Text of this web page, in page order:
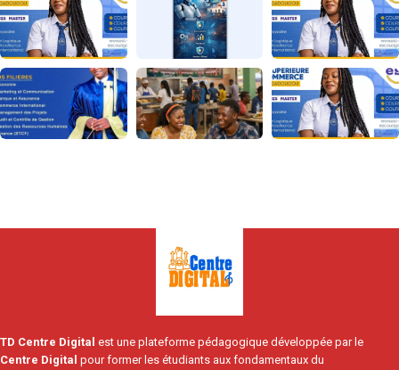
TD Centre Digital est une plateforme pédagogique développée par le
Centre Digital pour former les étudiants aux fondamentaux du